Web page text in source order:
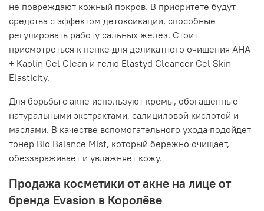
не повреждают кожный покров. В приоритете будут
средства с эффектом детоксикации, способные
регулировать работу сальных желез. Стоит
присмотреться к пенке для деликатного очищения AHA
+ Kaolin Gel Clean и гелю Elastyd Cleancer Gel Skin
Elasticity.
Для борьбы с акне используют кремы, обогащенные
натуральными экстрактами, салициловой кислотой и
маслами. В качестве вспомогательного ухода подойдет
тонер Bio Balance Mist, который бережно очищает,
обеззараживает и увлажняет кожу.
Продажа косметики от акне на лице от
бренда Evasion в Королёве